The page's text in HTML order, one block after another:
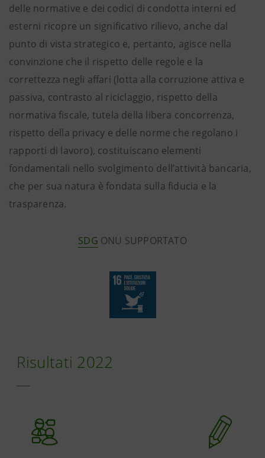
delle normative e dei codici di condotta interni ed
esterni ricopre un significativo rilievo, anche dal
punto di vista strategico e, pertanto, agisce nella
convinzione che il rispetto delle regole e la
correttezza negli affari (lotta alla corruzione attiva e
passiva, contrasto al riciclaggio, rispetto della
normativa fiscale, tutela della libera concorrenza,
rispetto della privacy e delle norme che regolano i
rapporti di lavoro), costituiscano elementi
fondamentali nello svolgimento dell’attività bancaria,
che per sua natura è fondata sulla fiducia e la
trasparenza.
SDG ONU SUPPORTATO
Risultati 2022